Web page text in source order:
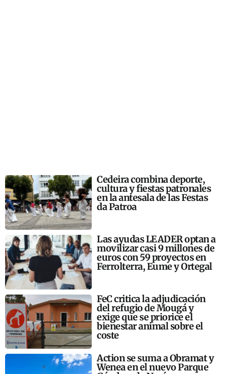
Cedeira combina deporte,
cultura y fiestas patronales
en la antesala de las Festas
da Patroa
Las ayudas LEADER optan a
movilizar casi 9 millones de
euros con 59 proyectos en
Ferrolterra, Eume y Ortegal
FeC critica la adjudicación
del refugio de Mougá y
exige que se priorice el
bienestar animal sobre el
coste
Action se suma a Obramat y
Wenea en el nuevo Parque